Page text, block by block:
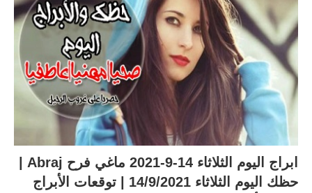
ابراج اليوم الثلاثاء 14-9-2021 ماغي فرح Abraj |
حظك اليوم الثلاثاء 14/9/2021 | توقعات الأبراج